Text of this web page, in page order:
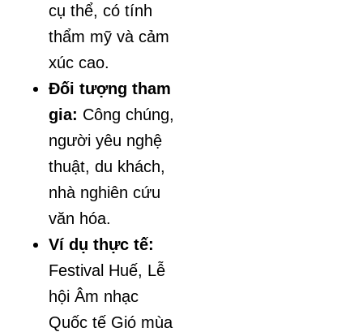
cụ thể, có tính
thẩm mỹ và cảm
xúc cao.
Đối tượng tham
gia: Công chúng,
người yêu nghệ
thuật, du khách,
nhà nghiên cứu
văn hóa.
Ví dụ thực tế:
Festival Huế, Lễ
hội Âm nhạc
Quốc tế Gió mùa